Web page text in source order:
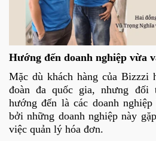
Hướng đến doanh nghiệp vừa
Mặc dù khách hàng của Bizzzi
đoàn đa quốc gia, nhưng đối
hướng đến là các doanh
bởi những doanh nghiệp này
việc quản lý hóa đơn.